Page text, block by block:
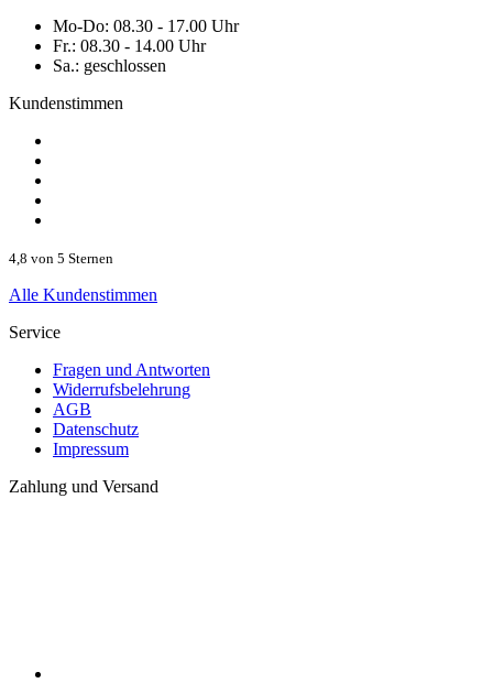
Mo-Do: 08.30 - 17.00 Uhr
Fr.: 08.30 - 14.00 Uhr
Sa.: geschlossen
Kundenstimmen
4,8 von 5 Sternen
Alle Kundenstimmen
Service
Fragen und Antworten
Widerrufsbelehrung
AGB
Datenschutz
Impressum
Zahlung und Versand